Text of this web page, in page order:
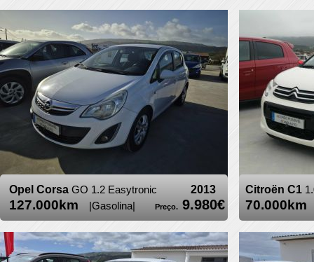
Opel Corsa GO 1.2 Easytronic 2013
127.000km |Gasolina| Preço. 9.980€
Citroën C1